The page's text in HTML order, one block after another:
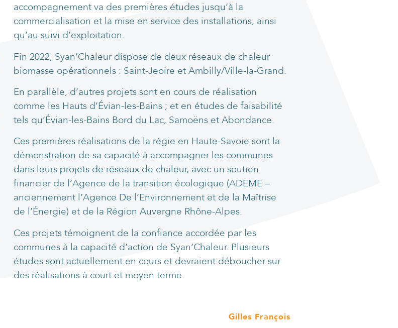
accompagnement va des premières études jusqu’à la
commercialisation et la mise en service des installations, ainsi
qu’au suivi d’exploitation.
Fin 2022, Syan’Chaleur dispose de deux réseaux de chaleur
biomasse opérationnels : Saint-Jeoire et Ambilly/Ville-la-Grand.
En parallèle, d’autres projets sont en cours de réalisation
comme les Hauts d’Évian-les-Bains ; et en études de faisabilité
tels qu’Évian-les-Bains Bord du Lac, Samoëns et Abondance.
Ces premières réalisations de la régie en Haute-Savoie sont la
démonstration de sa capacité à accompagner les communes
dans leurs projets de réseaux de chaleur, avec un soutien
financier de l’Agence de la transition écologique (ADEME –
anciennement l’Agence De l’Environnement et de la Maîtrise
de l’Énergie) et de la Région Auvergne Rhône-Alpes.
Ces projets témoignent de la confiance accordée par les
communes à la capacité d’action de Syan’Chaleur. Plusieurs
études sont actuellement en cours et devraient déboucher sur
des réalisations à court et moyen terme.
Gilles François